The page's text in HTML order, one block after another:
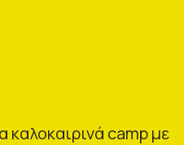
camp με